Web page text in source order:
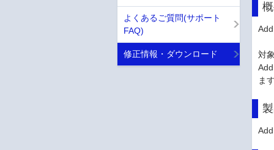
対
ま
よくあるご質問(サポート
FAQ)
修正情報・ダウンロード